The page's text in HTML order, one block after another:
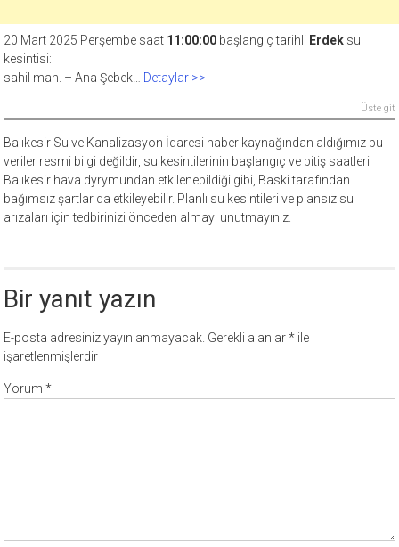
20 Mart 2025 Perşembe saat 11:00:00 başlangıç tarihli Erdek su
kesintisi:
sahil mah. – Ana Şebek… Detaylar >>
Üste git
Balıkesir Su ve Kanalizasyon İdaresi haber kaynağından aldığımız bu
veriler resmi bilgi değildir, su kesintilerinin başlangıç ve bitiş saatleri
Balıkesir hava dyrymundan etkilenebildiği gibi, Baski tarafından
bağımsız şartlar da etkileyebilir. Planlı su kesintileri ve plansız su
arızaları için tedbirinizi önceden almayı unutmayınız.
Bir yanıt yazın
E-posta adresiniz yayınlanmayacak. Gerekli alanlar* ile
işaretlenmişlerdir
Yorum*